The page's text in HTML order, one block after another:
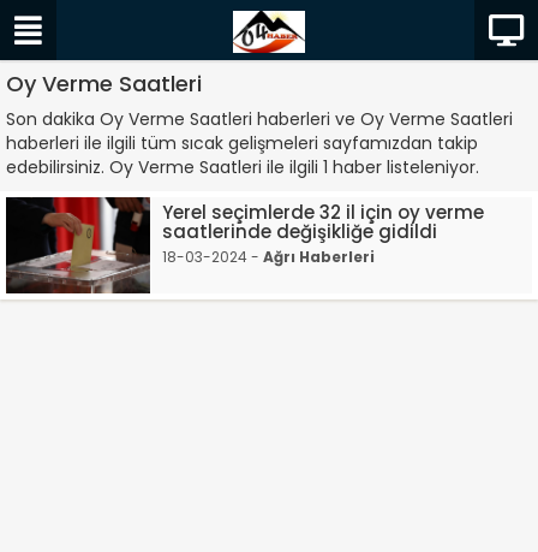
Oy Verme Saatleri
Son dakika Oy Verme Saatleri haberleri ve Oy Verme Saatleri
haberleri ile ilgili tüm sıcak gelişmeleri sayfamızdan takip
edebilirsiniz. Oy Verme Saatleri ile ilgili 1 haber listeleniyor.
Yerel seçimlerde 32 il için oy verme
saatlerinde değişikliğe gidildi
18-03-2024 - Ağrı Haberleri